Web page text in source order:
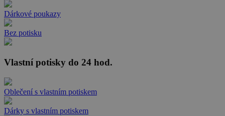
Dárkové poukazy
Bez potisku
Vlastní potisky do 24 hod.
Oblečení s vlastním potiskem
Dárky s vlastním potiskem